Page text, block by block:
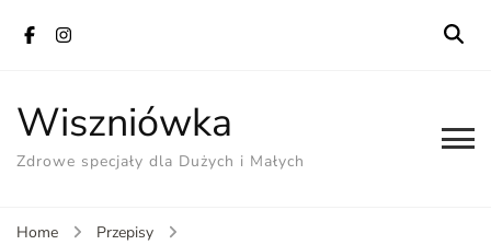
Wiszniówka
Zdrowe specjały dla Dużych i Małych
Home
Przepisy